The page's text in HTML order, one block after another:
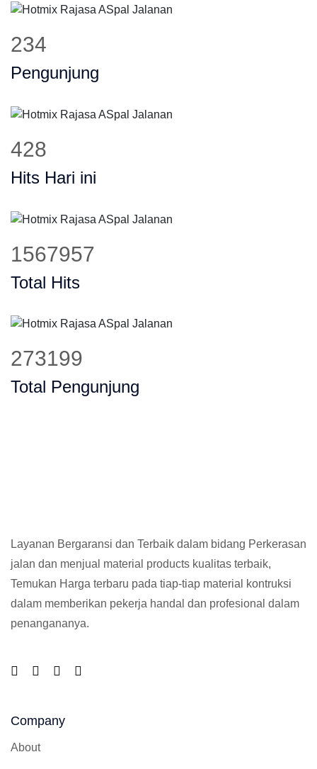
282
Pengunjung
516
Hits Hari ini
1889739
Total Hits
332590
Total Pengunjung
Layanan Bergaransi dan Terbaik dalam bidang Perkerasan
jalan dan menjual material products kualitas terbaik,
Temukan Harga terbaru pada tiap-tiap material kontruksi
dalam memberikan pekerja handal dan profesional dalam
penangananya.
Company
About